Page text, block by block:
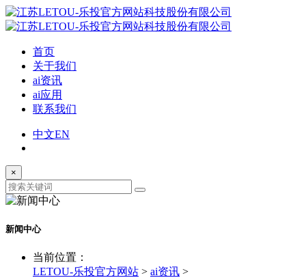
首页
关于我们
ai资讯
ai应用
联系我们
中文EN
×
新闻中心
当前位置：
LETOU-乐投官方网站 > ai资讯 >